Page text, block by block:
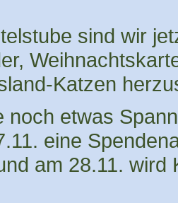
sind wir
Katzen
noch etwas
eine
am 28.11.